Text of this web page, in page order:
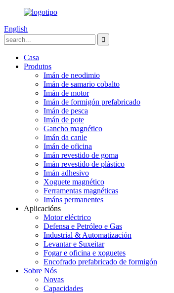
English
Casa
Produtos
Imán de neodimio
Imán de samario cobalto
Imán de motor
Imán de formigón prefabricado
Imán de pesca
Imán de pote
Gancho magnético
Imán da canle
Imán de oficina
Imán revestido de goma
Imán revestido de plástico
Imán adhesivo
Xoguete magnético
Ferramentas magnéticas
Imáns permanentes
Aplicacións
Motor eléctrico
Defensa e Petróleo e Gas
Industrial & Automatización
Levantar e Suxeitar
Fogar e oficina e xoguetes
Encofrado prefabricado de formigón
Sobre Nós
Novas
Capacidades